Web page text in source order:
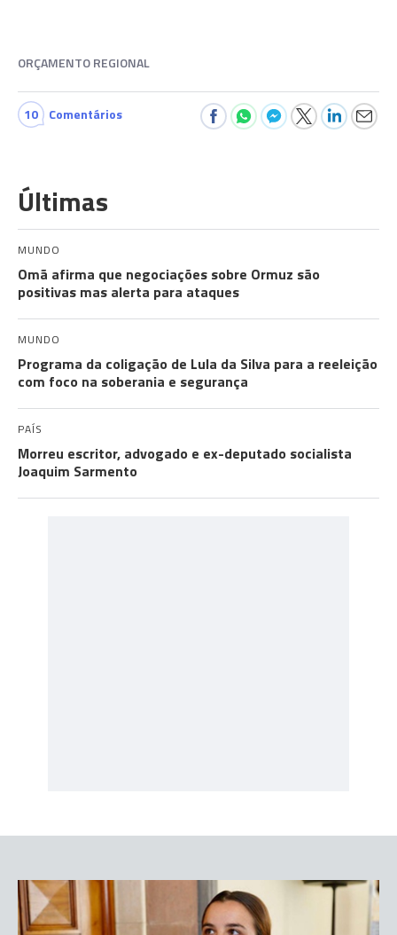
ORÇAMENTO REGIONAL
10 Comentários
Últimas
MUNDO
Omã afirma que negociações sobre Ormuz são
positivas mas alerta para ataques
MUNDO
Programa da coligação de Lula da Silva para a reeleição
com foco na soberania e segurança
PAÍS
Morreu escritor, advogado e ex-deputado socialista
Joaquim Sarmento